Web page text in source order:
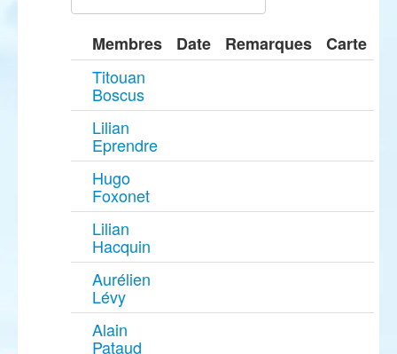
Membres Date Remarques
Carte
Titouan
Boscus
Lilian
Eprendre
Hugo
Foxonet
Lilian
Hacquin
Aurélien
Lévy
Alain
Pataud